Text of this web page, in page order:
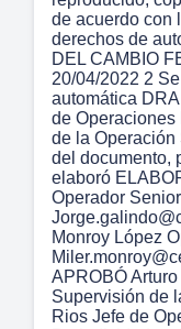
de acuerdo con
derechos de
DEL CAMBIO
20/04/2022 2
automática
de
de la Operación
del documento,
elaboró
Operador
Monroy López
APROBÓ
Supervisión de
Rios Jefe de